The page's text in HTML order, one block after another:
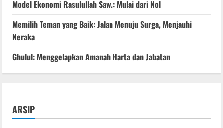
Model Ekonomi Rasulullah Saw.: Mulai dari Nol
Memilih Teman yang Baik: Jalan Menuju Surga, Menjauhi
Neraka
Ghulul: Menggelapkan Amanah Harta dan Jabatan
ARSIP